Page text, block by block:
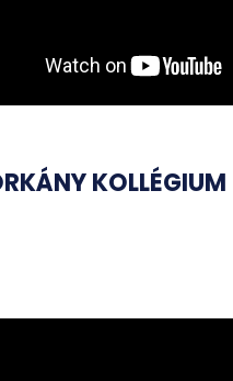
KOLLÉGIUM